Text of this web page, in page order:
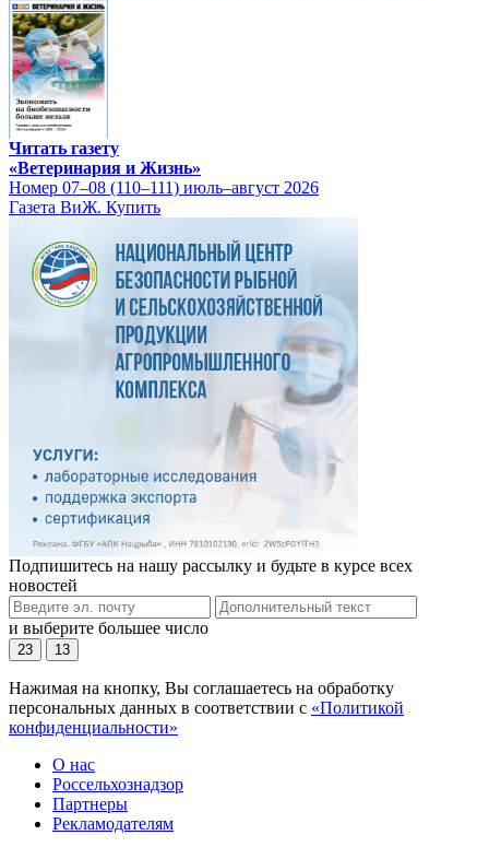
Читать газету
«Ветеринария и Жизнь»
Номер 07–08 (110–111) июль–август 2026
Газета ВиЖ. Купить
Подпишитесь на нашу рассылку и будьте в курсе всех
новостей
и выберите большее число
23 13
Нажимая на кнопку, Вы соглашаетесь на обработку
персональных данных в соответствии с «Политикой
конфиденциальности»
О нас
Россельхознадзор
Партнеры
Рекламодателям